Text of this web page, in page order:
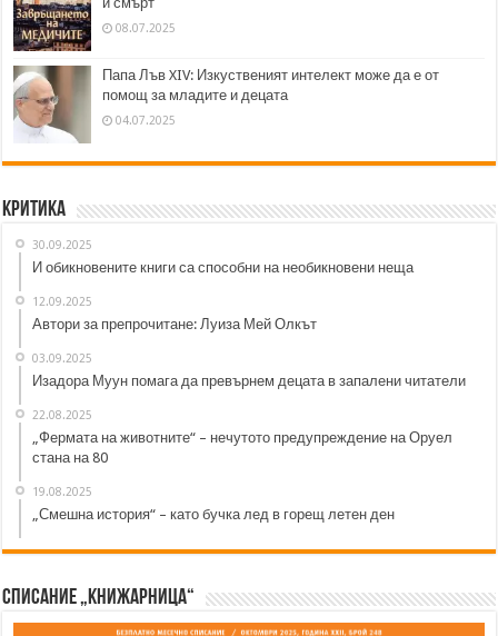
08.07.2025
Папа Лъв XIV: Изкуственият интелект може да е от
помощ за младите и децата
04.07.2025
Критика
30.09.2025
И обикновените книги са способни на необикновени неща
12.09.2025
Автори за препрочитане: Луиза Мей Олкът
03.09.2025
Изадора Муун помага да превърнем децата в запалени читатели
22.08.2025
„Фермата на животните“ – нечутото предупреждение на Оруел
стана на 80
19.08.2025
„Смешна история“ – като бучка лед в горещ летен ден
Списание „Книжарница“